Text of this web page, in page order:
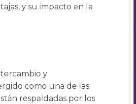
y su impacto en la
y
como una de las
respaldadas por los